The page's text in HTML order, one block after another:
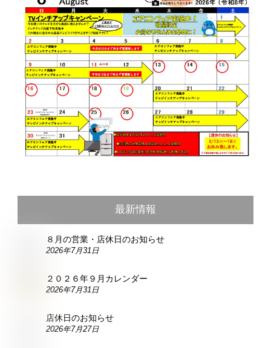
最新情報
８月の営業・店休日のお知らせ
2026年7月31日
２０２６年９月カレンダー
2026年7月31日
店休日のお知らせ
2026年7月27日